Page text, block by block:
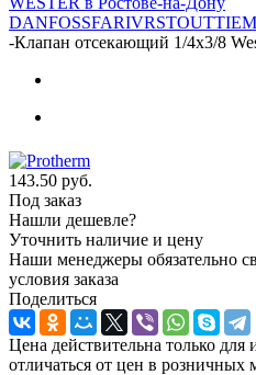
DANFOSSFARIVRSTOUT
-Клапан отсекающий 1/4x3/8
143.50 руб.
Под заказ
Нашли дешевле?
Уточнить наличие и цену
Наши менеджеры обязательно
условия заказа
Поделиться
Цена действительна только
отличаться от цен в розничных